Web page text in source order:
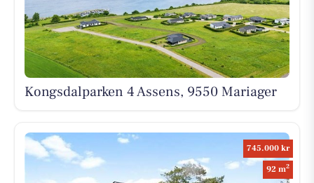
Kongsdalparken 4 Assens, 9550 Mariager
745.000 kr
92 m2